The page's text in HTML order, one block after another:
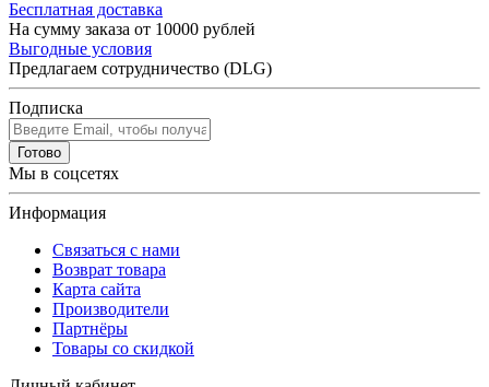
Бесплатная доставка
На сумму заказа от 10000 рублей
Выгодные условия
Предлагаем сотрудничество (DLG)
Подписка
Готово
Мы в соцсетях
Информация
Связаться с нами
Возврат товара
Карта сайта
Производители
Партнёры
Товары со скидкой